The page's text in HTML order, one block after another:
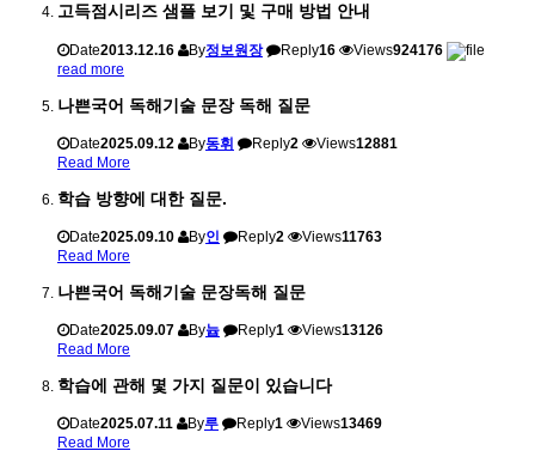
고득점시리즈 샘플 보기 및 구매 방법 안내
Date2013.12.16 By정보원장 Reply16 Views924176
read more
나쁜국어 독해기술 문장 독해 질문
Date2025.09.12 By동휘 Reply2 Views12881
Read More
학습 방향에 대한 질문.
Date2025.09.10 By인 Reply2 Views11763
Read More
나쁜국어 독해기술 문장독해 질문
Date2025.09.07 By늅 Reply1 Views13126
Read More
학습에 관해 몇 가지 질문이 있습니다
Date2025.07.11 By루 Reply1 Views13469
Read More